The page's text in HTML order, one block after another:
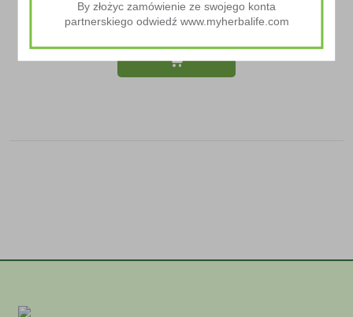
5.00zł
By złożyc zamówienie ze swojego konta
partnerskiego odwiedź www.myherbalife.com